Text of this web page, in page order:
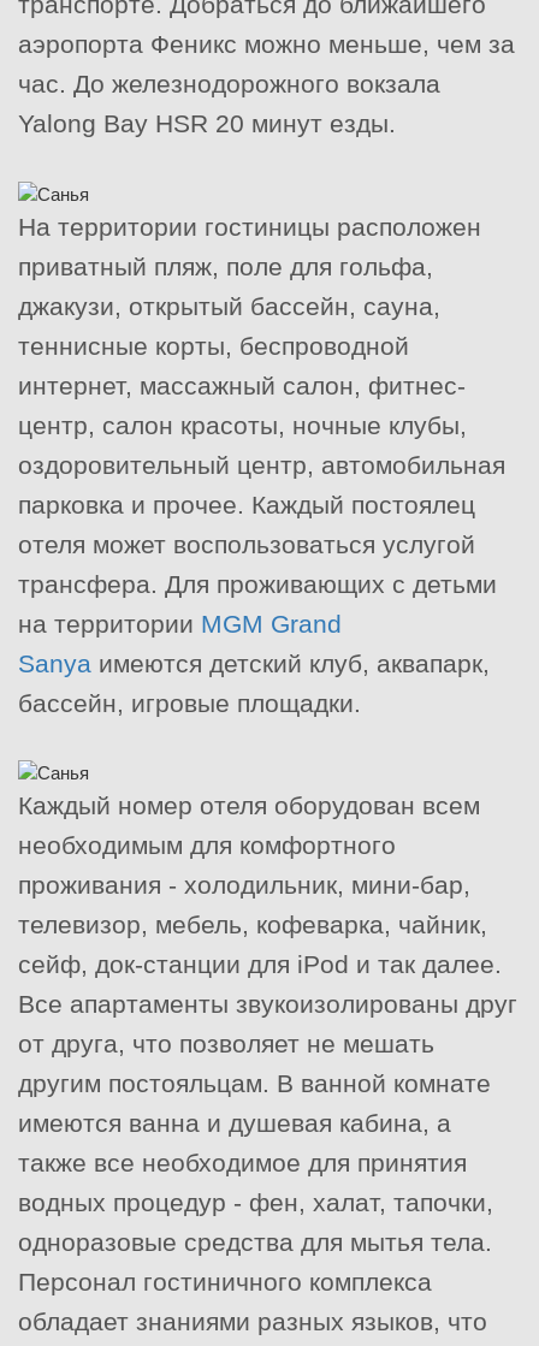
аэропорта Феникс можно меньше, чем за
час. До железнодорожного вокзала
Yalong Bay HSR 20 минут езды.
На территории гостиницы расположен
приватный пляж, поле для гольфа,
джакузи, открытый бассейн, сауна,
теннисные корты, беспроводной
интернет, массажный салон, фитнес-
центр, салон красоты, ночные клубы,
оздоровительный центр, автомобильная
парковка и прочее. Каждый постоялец
отеля может воспользоваться услугой
трансфера. Для проживающих с детьми
на территории MGM Grand
Sanya имеются детский клуб, аквапарк,
бассейн, игровые площадки.
Каждый номер отеля оборудован всем
необходимым для комфортного
проживания - холодильник, мини-бар,
телевизор, мебель, кофеварка, чайник,
сейф, док-станции для iPod и так далее.
Все апартаменты звукоизолированы друг
от друга, что позволяет не мешать
другим постояльцам. В ванной комнате
имеются ванна и душевая кабина, а
также все необходимое для принятия
водных процедур - фен, халат, тапочки,
одноразовые средства для мытья тела.
Персонал гостиничного комплекса
обладает знаниями разных языков, что